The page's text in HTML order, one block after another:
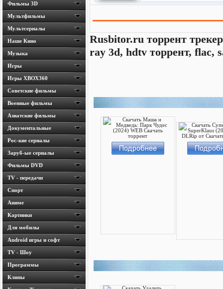
Фильмы 3D
Мультфильмы
Мультсериалы
Наше Кино
Музыка
Игры
Игры ХВОХ360
Cоветские фильмы
Военные фильмы
Азиатские фильмы
Документальные
Рос-кие сериалы
Заруб-ые сериалы
Фильмы DVD
TV - передачи
Спорт
Аниме
Картинки
Для мобилы
Android игры и софт
TV - Шоу
Программы
Клипы
Rusbitor.ru торрент
ray 3d, hdtv торрент, flac,